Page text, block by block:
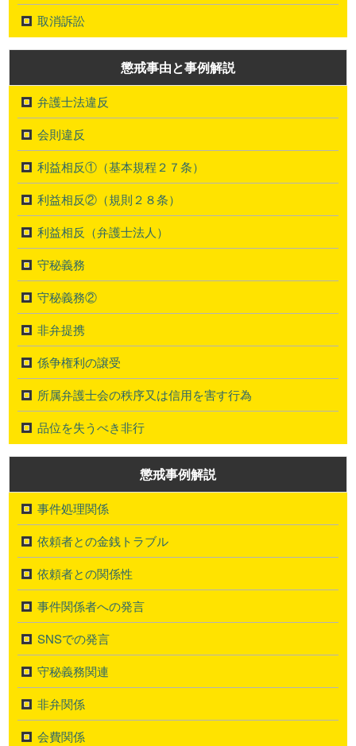
取消訴訟
懲戒事由と事例解説
弁護士法違反
会則違反
利益相反①（基本規程２７条）
利益相反②（規則２８条）
利益相反（弁護士法人）
守秘義務
守秘義務②
非弁提携
係争権利の譲受
所属弁護士会の秩序又は信用を害す行為
品位を失うべき非行
懲戒事例解説
事件処理関係
依頼者との金銭トラブル
依頼者との関係性
事件関係者への発言
SNSでの発言
守秘義務関連
非弁関係
会費関係